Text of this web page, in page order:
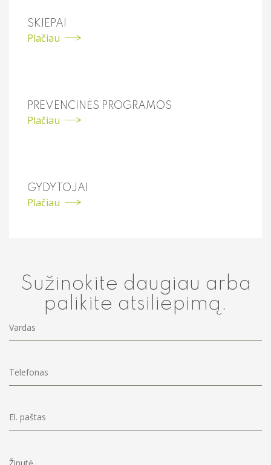
SKIEPAI
Plačiau
PREVENCINĖS PROGRAMOS
Plačiau
GYDYTOJAI
Plačiau
Sužinokite daugiau arba
palikite atsiliepimą.